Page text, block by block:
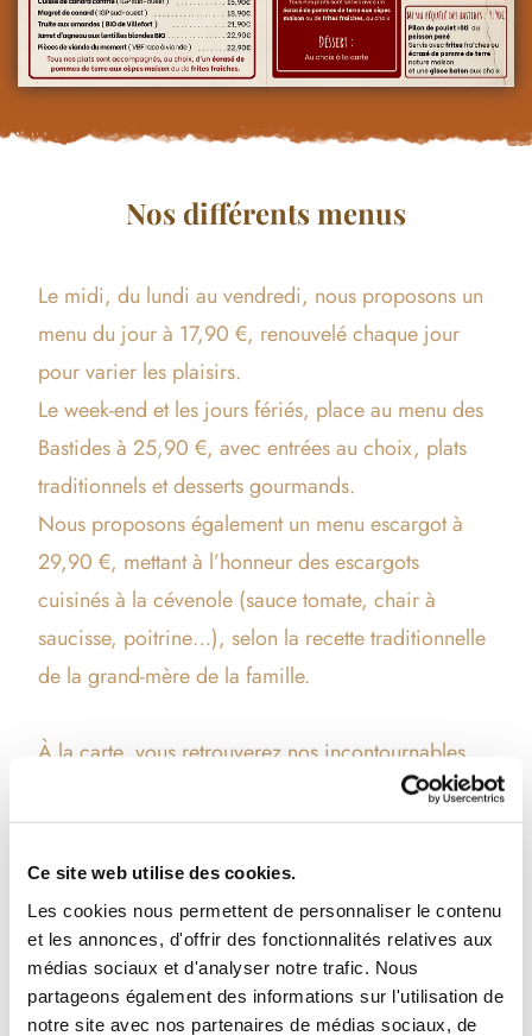
Ce site web utilise des cookies.
Les cookies nous permettent de personnaliser le contenu
et les annonces, d'offrir des fonctionnalités relatives aux
médias sociaux et d'analyser notre trafic. Nous
partageons également des informations sur l'utilisation de
notre site avec nos partenaires de médias sociaux, de
Nos différents menus
Le midi, du lundi au vendredi, nous proposons un
menu du jour à 17,90 €, renouvelé chaque jour
pour varier les plaisirs.
Le week-end et les jours fériés, place au menu des
Bastides à 25,90 €, avec entrées au choix, plats
traditionnels et desserts gourmands.
Nous proposons également un menu escargot à
29,90 €, mettant à l’honneur des escargots
cuisinés à la cévenole (sauce tomate, chair à
saucisse, poitrine…), selon la recette traditionnelle
de la grand-mère de la famille.
À la carte, vous retrouverez nos incontournables
ainsi qu’un choix de salades composées et
originales, comme la biquette (chèvre chaud,
poitrine fumée, roquette et vinaigrette à l’ail), et
bien d’autres suggestions selon les envies.
Tous nos desserts sont faits maison ou issus d’une
fabrication artisanale, pour finir votre repas sur une